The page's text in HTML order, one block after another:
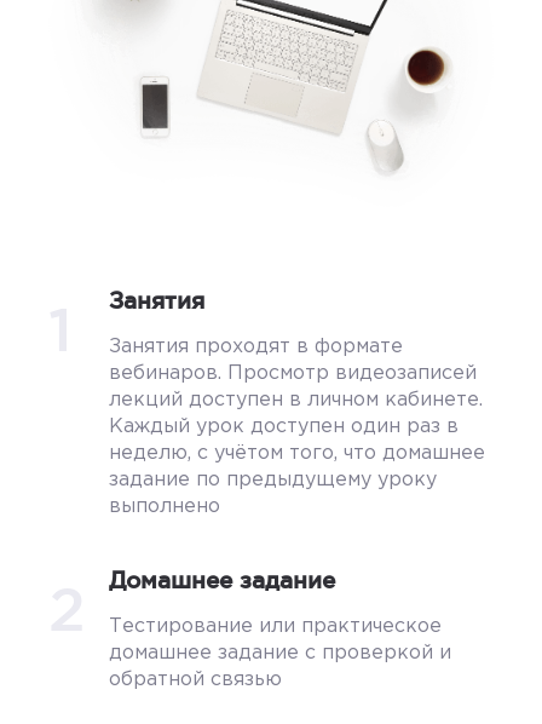
Занятия
Занятия проходят в формате
вебинаров. Просмотр видеозаписей
лекций доступен в личном кабинете.
Каждый урок доступен один раз в
неделю, с учётом того, что домашнее
задание по предыдущему уроку
выполнено
Домашнее задание
Тестирование или практическое
домашнее задание с проверкой и
обратной связью